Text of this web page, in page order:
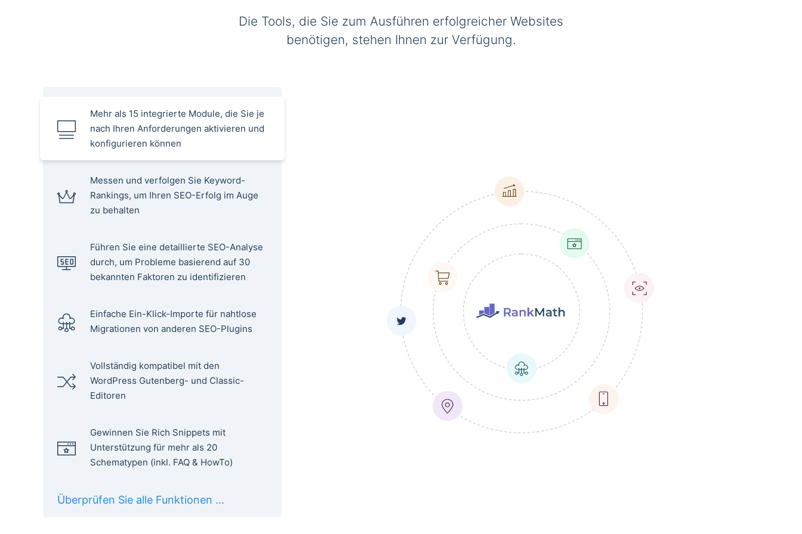
Die Tools, die Sie zum Ausführen erfolgreicher Websites
benötigen, stehen Ihnen zur Verfügung.
Mehr als 15 integrierte Module, die Sie je
nach Ihren Anforderungen aktivieren und
konfigurieren können
Messen und verfolgen Sie Keyword-
Rankings, um Ihren SEO-Erfolg im Auge
zu behalten
Führen Sie eine detaillierte SEO-Analyse
durch, um Probleme basierend auf 30
bekannten Faktoren zu identifizieren
Einfache Ein-Klick-Importe für nahtlose
Migrationen von anderen SEO-Plugins
Vollständig kompatibel mit den
WordPress Gutenberg- und Classic-
Editoren
Gewinnen Sie Rich Snippets mit
Unterstützung für mehr als 20
Schematypen (inkl. FAQ & HowTo)
Überprüfen Sie alle Funktionen ...